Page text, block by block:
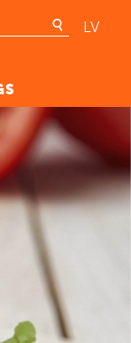
LV